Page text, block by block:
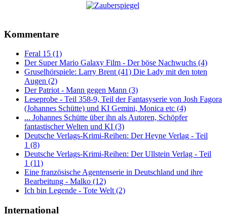
Kommentare
Feral 15 (1)
Der Super Mario Galaxy Film - Der böse Nachwuchs (4)
Gruselhörspiele: Larry Brent (41) Die Lady mit den toten
Augen (2)
Der Patriot - Mann gegen Mann (3)
Leseprobe - Teil 358-9, Teil der Fantasyserie von Josh Fagora
(Johannes Schütte) und KI Gemini, Monica etc (4)
... Johannes Schütte über ihn als Autoren, Schöpfer
fantastischer Welten und KI (3)
Deutsche Verlags-Krimi-Reihen: Der Heyne Verlag - Teil
1 (8)
Deutsche Verlags-Krimi-Reihen: Der Ullstein Verlag - Teil
1 (11)
Eine französische Agentenserie in Deutschland und ihre
Bearbeitung - Malko (12)
Ich bin Legende - Tote Welt (2)
International